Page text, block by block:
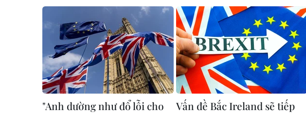
"Anh dường như đổ lỗi cho
Vấn đề Bắc Ireland sẽ tiếp